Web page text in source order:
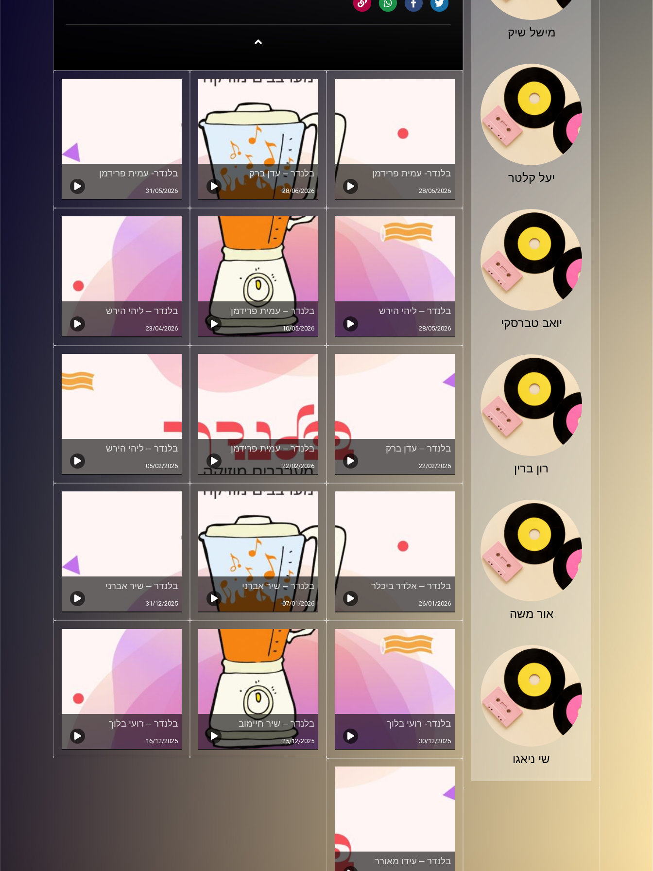
מישל שיק
יעל קלטר
יואב טברסקי
רון ברין
אור משה
שי ניאגו
בלנדר- עמית פרידמן
28/06/2026
בלנדר – עדן ברק
28/06/2026
בלנדר- עמית פרידמן
31/05/2026
בלנדר – ליהי הירש
28/05/2026
בלנדר – עמית פרידמן
10/05/2026
בלנדר – ליהי הירש
23/04/2026
בלנדר – עדן ברק
22/02/2026
בלנדר – עמית פרידמן
22/02/2026
בלנדר – ליהי הירש
05/02/2026
בלנדר – אלדר ביכלר
26/01/2026
בלנדר – שיר אברני
07/01/2026
בלנדר – שיר אברני
31/12/2025
בלנדר- רועי בלוך
30/12/2025
בלנדר – שיר חיימוב
25/12/2025
בלנדר – רועי בלוך
16/12/2025
בלנדר – עידו מאורר